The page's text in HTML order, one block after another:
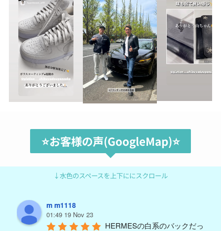
⭐️お客様の声(GoogleMap)⭐️
↓水色のスペースを上下ににスクロール
m m1118
01:49 19 Nov 23
HERMESの白系のバックだっ